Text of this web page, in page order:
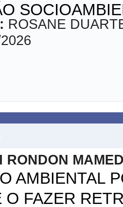
ROSANE
RONDON
AMBIENTAL
O FAZER